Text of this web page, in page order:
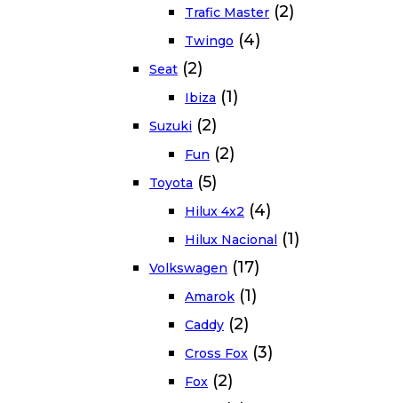
Trafic Master (2)
Twingo (4)
Seat (2)
Ibiza (1)
Suzuki (2)
Fun (2)
Toyota (5)
Hilux 4x2 (4)
Hilux Nacional (1)
Volkswagen (17)
Amarok (1)
Caddy (2)
Cross Fox (3)
Fox (2)